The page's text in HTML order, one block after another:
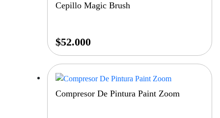
Cepillo Magic Brush
$52.000
Compresor De Pintura Paint Zoom